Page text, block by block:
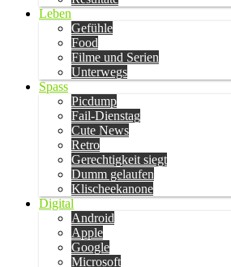
Leben
Gefühle
Food
Filme und Serien
Unterwegs
Spass
Picdump
Fail-Dienstag
Cute News
Retro
Gerechtigkeit siegt
Dumm gelaufen
Klischeekanone
Digital
Android
Apple
Google
Microsoft